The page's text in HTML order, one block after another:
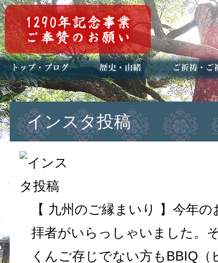
トップページ
ブログ(日々八百万)
お知らせ一覧 歴史・ご祭神
年中行事
メディア掲載 ご祈祷・ご祈
安産祈願
初宮参り
七五三詣
長寿のお祝い
神前結婚式
厄祓い・方位
車のお祓い
地鎮祭
神葬祭（神式
インスタ投稿
【 九州のご縁まいり 】今年
拝者がいらっしゃいました。
くんご存じでない方もBBIQ